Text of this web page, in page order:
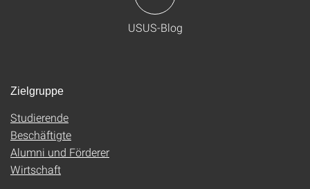
USUS-Blog
Zielgruppe
Studierende
Beschäftigte
Alumni und Förderer
Wirtschaft